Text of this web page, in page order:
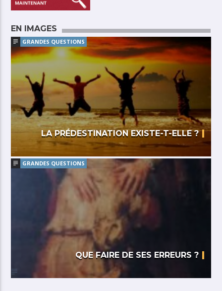
EN IMAGES
GRANDES QUESTIONS
LA PRÉDESTINATION EXISTE-T-ELLE ?
GRANDES QUESTIONS
QUE FAIRE DE SES ERREURS ?